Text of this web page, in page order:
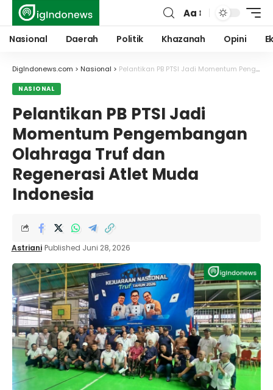
Font
Resizer
Aa
Nasional Daerah Politik Khazanah Opini
DigIndonews.com > Nasional > Pelantikan PB PTSI Jadi Momentum Pengembangan Olahraga Truf dan Regenerasi Atlet Muda Indonesia
NASIONAL
Pelantikan PB PTSI Jadi
Momentum Pengembangan
Olahraga Truf dan
Regenerasi Atlet Muda
Indonesia
Astriani Published Juni 28, 2026